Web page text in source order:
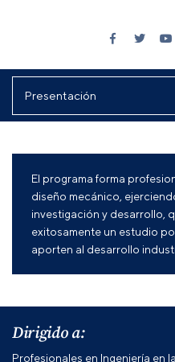
El programa forma
diseño mecánico,
investigación y desarrollo,
exitosamente un estudio
aporten al desarrollo
Dirigido a:
Profesionales en Ingeniería en